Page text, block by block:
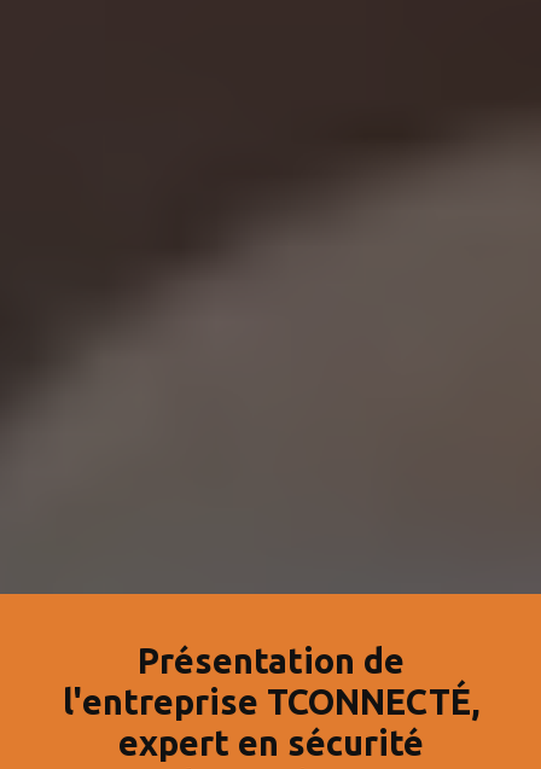
Présentation de
l'entreprise TCONNECTÉ,
expert en sécurité